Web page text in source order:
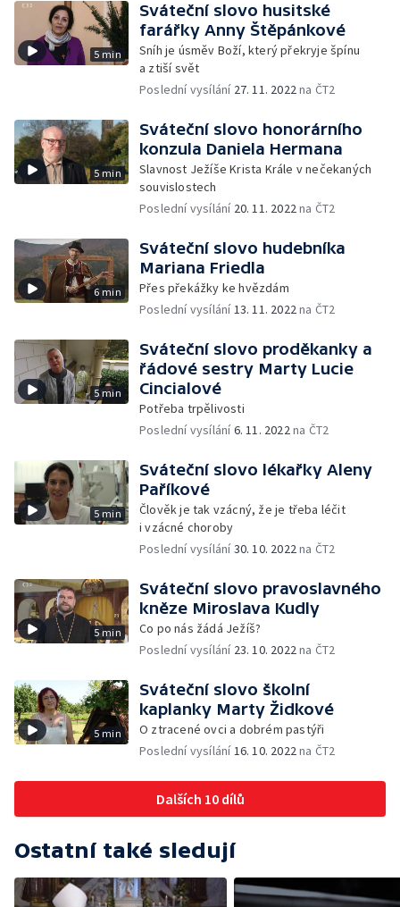
5 min
Sváteční slovo husitské
farářky Anny Štěpánkové
Sníh je úsměv Boží, který překryje špínu
a ztiší svět
Poslední vysílání 27. 11. 2022na ČT2
5 min
Sváteční slovo honorárního
konzula Daniela Hermana
Slavnost Ježíše Krista Krále v nečekaných
souvislostech
Poslední vysílání 20. 11. 2022na ČT2
6 min
Sváteční slovo hudebníka
Mariana Friedla
Přes překážky ke hvězdám
Poslední vysílání13. 11. 2022na ČT2
5 min
Sváteční slovo proděkanky a
řádové sestry Marty Lucie
Cincialové
Potřeba trpělivosti
Poslední vysílání6. 11. 2022na ČT2
5 min
Sváteční slovo lékařky Aleny
Paříkové
Člověk je tak vzácný, že je třeba léčit
i vzácné choroby
Poslední vysílání30. 10. 2022na ČT2
5 min
Sváteční slovo pravoslavného
kněze Miroslava Kudly
Co po nás žádá Ježíš?
Poslední vysílání 23. 10. 2022na ČT2
5 min
Sváteční slovo školní
kaplanky Marty Židkové
O ztracené ovci a dobrém pastýři
Poslední vysílání16. 10. 2022na ČT2
Dalších 10 dílů
Ostatní také sledují